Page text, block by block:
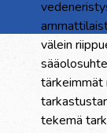
välein
tekemä